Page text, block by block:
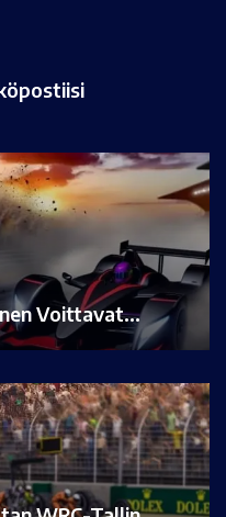
Voittavat…